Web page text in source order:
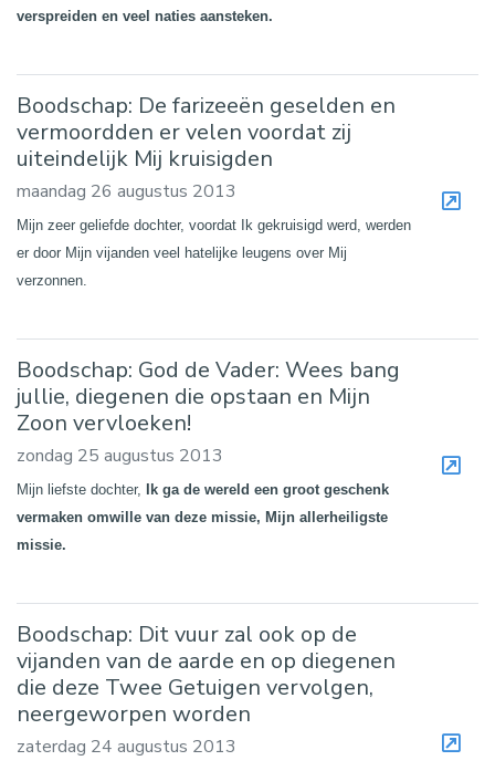
verspreiden en veel naties aansteken.
Boodschap: De farizeeën geselden en
vermoordden er velen voordat zij
uiteindelijk Mij kruisigden
maandag 26 augustus 2013
Mijn zeer geliefde dochter, voordat Ik gekruisigd werd, werden
er door Mijn vijanden veel hatelijke leugens over Mij
verzonnen.
Boodschap: God de Vader: Wees bang
jullie, diegenen die opstaan en Mijn
Zoon vervloeken!
zondag 25 augustus 2013
Mijn liefste dochter,
Ik ga de wereld een groot geschenk
vermaken omwille van deze missie, Mijn allerheiligste
missie.
Boodschap: Dit vuur zal ook op de
vijanden van de aarde en op diegenen
die deze Twee Getuigen vervolgen,
neergeworpen worden
zaterdag 24 augustus 2013